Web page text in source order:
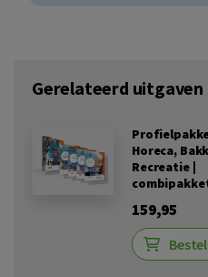
Gerelateerd uitgaven
Horeca,
Recreatie |
159,95